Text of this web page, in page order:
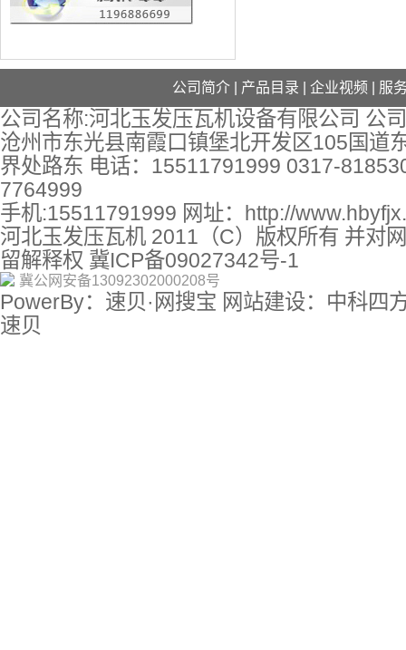
公司简介 产品目录 企业视频 服
公司名称:河北玉发压瓦机设备有限公司 公
沧州市东光县南霞口镇堡北开发区105国道
界处路东 电话：15511791999 0317-
7764999
手机:15511791999 网址： http://
河北玉发压瓦机 2011（C）版权所有 并对
留解释权 冀ICP备09027342号-1
冀公网安备13092302000208号
PowerBy：速贝·网搜宝 网站建设：中科四
速贝